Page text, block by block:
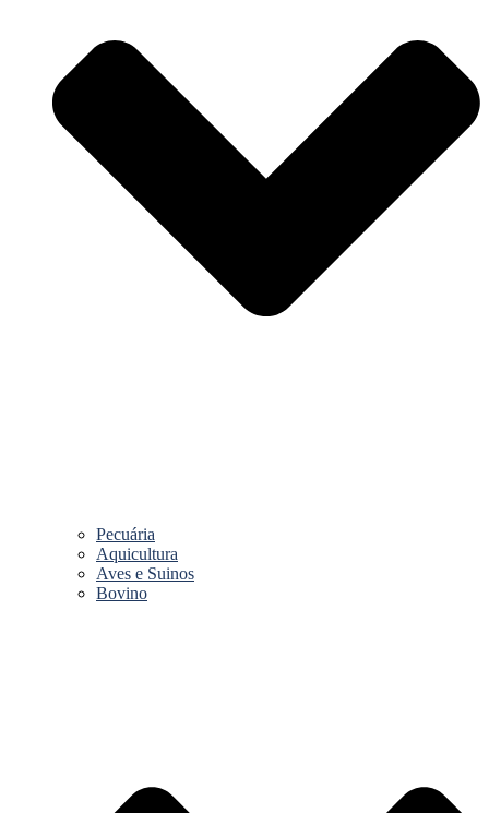
Pecuária
Aquicultura
Aves e Suinos
Bovino